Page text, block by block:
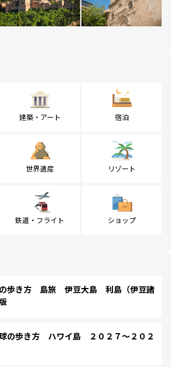
建築・アート 宿泊
世界遺産 リゾート
鉄道・フライト ショップ
歩き方 島旅 伊豆大島 利島（伊豆諸
の歩き方 ハワイ島 ２０２７～２０２